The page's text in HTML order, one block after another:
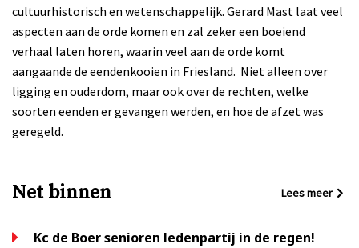
cultuurhistorisch en wetenschappelijk. Gerard Mast laat veel
aspecten aan de orde komen en zal zeker een boeiend
verhaal laten horen, waarin veel aan de orde komt
aangaande de eendenkooien in Friesland. Niet alleen over
ligging en ouderdom, maar ook over de rechten, welke
soorten eenden er gevangen werden, en hoe de afzet was
geregeld.
Net binnen Lees meer
Kc de Boer senioren ledenpartij in de regen!